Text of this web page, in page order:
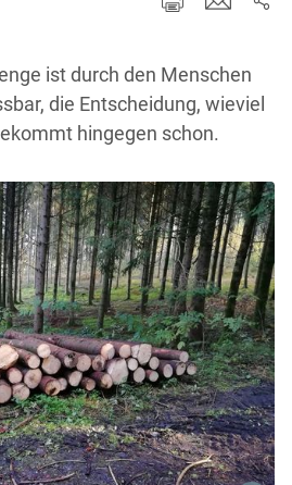
ist durch den Menschen
die Entscheidung, wieviel
hingegen schon.